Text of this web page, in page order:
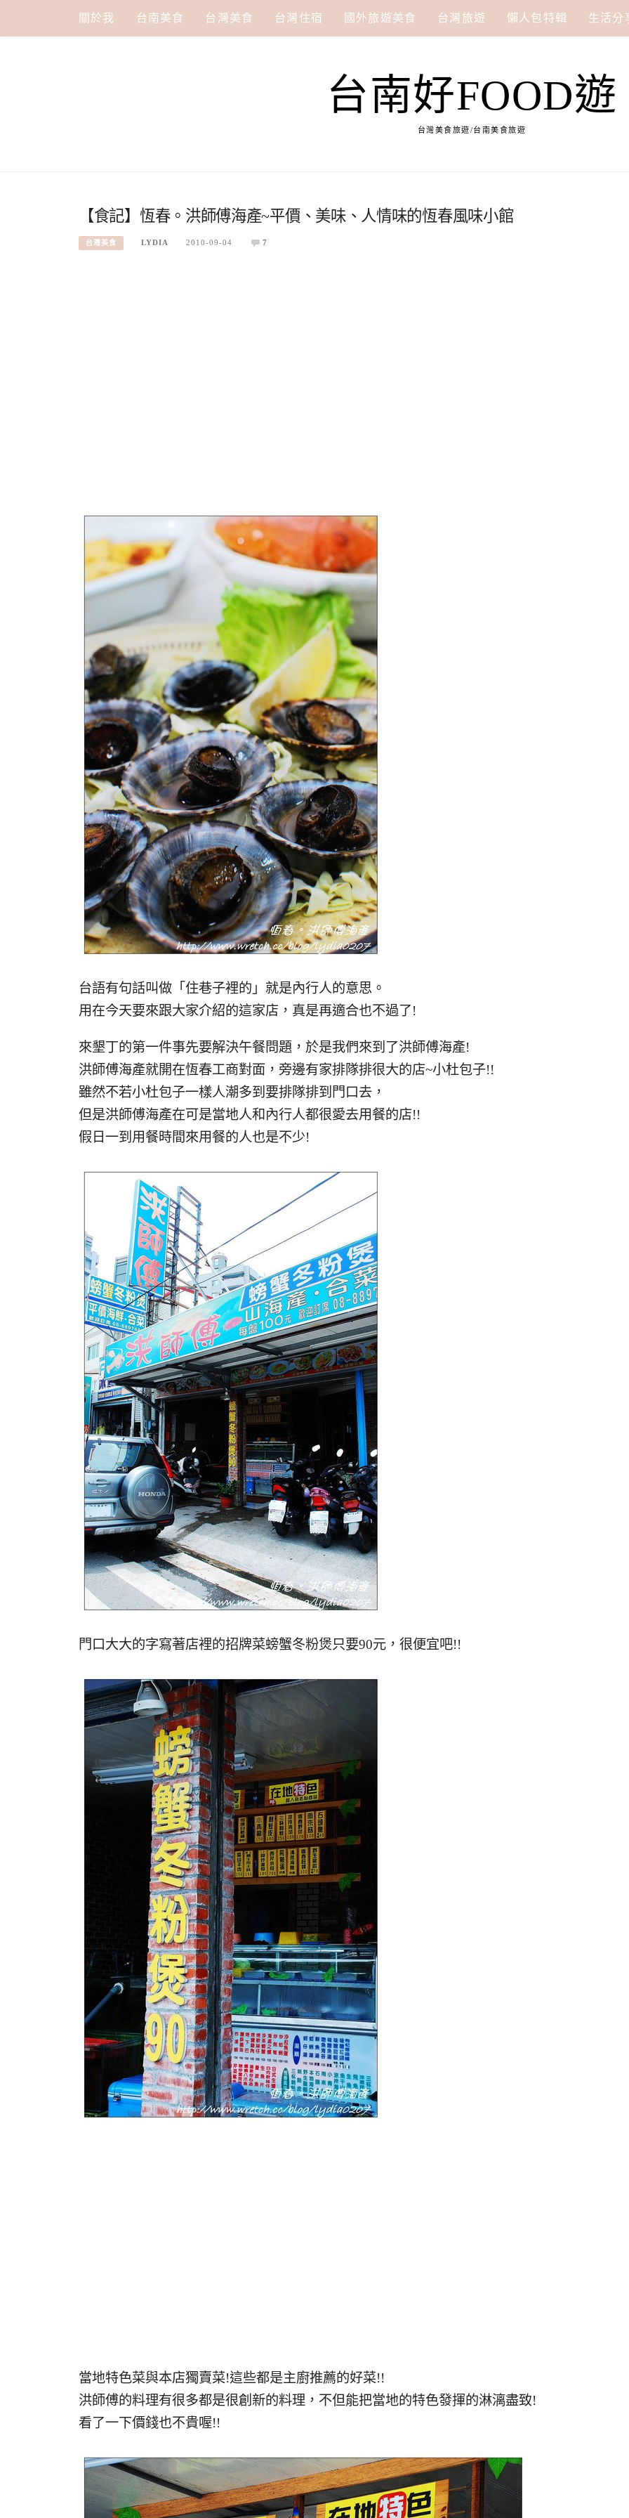
關於我 台南美食 台灣美食 台灣住宿 國外旅遊美食 台灣旅遊 懶人包特輯 生活分
台南好FOOD遊
台灣美食旅遊/台南美食旅遊
【食記】恆春。洪師傅海產~平價、美味、人情味的恆春風味小館
台灣美食 LYDIA 2010-09-04 7
台語有句話叫做「住巷子裡的」就是內行人的意思。
用在今天要來跟大家介紹的這家店，真是再適合也不過了!
來墾丁的第一件事先要解決午餐問題，於是我們來到了洪師傅海產!
洪師傅海產就開在恆春工商對面，旁邊有家排隊排很大的店~小杜包子!!
雖然不若小杜包子一樣人潮多到要排隊排到門口去，
但是洪師傅海產在可是當地人和內行人都很愛去用餐的店!!
假日一到用餐時間來用餐的人也是不少!
門口大大的字寫著店裡的招牌菜螃蟹冬粉煲只要90元，很便宜吧!!
當地特色菜與本店獨賣菜!這些都是主廚推薦的好菜!!
洪師傅的料理有很多都是很創新的料理，不但能把當地的特色發揮的淋漓盡致!
看了一下價錢也不貴喔!!